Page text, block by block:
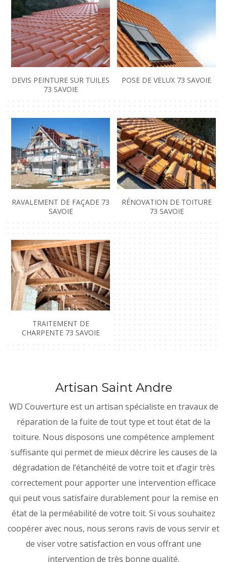
DEVIS PEINTURE SUR TUILES
73 SAVOIE
POSE DE VELUX 73 SAVOIE
RAVALEMENT DE FAÇADE 73
SAVOIE
RÉNOVATION DE TOITURE
73 SAVOIE
TRAITEMENT DE
CHARPENTE 73 SAVOIE
Artisan Saint Andre
WD Couverture est un artisan spécialiste en travaux de
réparation de la fuite de tout type et tout état de la
toiture. Nous disposons une compétence amplement
suffisante qui permet de mieux décrire les causes de la
dégradation de l’étanchéité de votre toit et d’agir très
correctement pour apporter une intervention efficace
qui peut vous satisfaire durablement pour la remise en
état de la perméabilité de votre toit. Si vous souhaitez
coopérer avec nous, nous serons ravis de vous servir et
de viser votre satisfaction en vous offrant une
intervention de très bonne qualité.